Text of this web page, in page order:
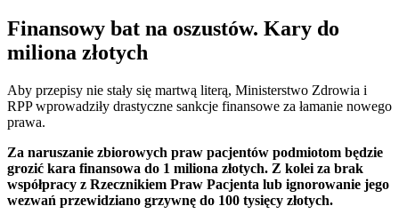
Finansowy bat na oszustów. Kary do
miliona złotych
Aby przepisy nie stały się martwą literą, Ministerstwo Zdrowia i
RPP wprowadziły drastyczne sankcje finansowe za łamanie nowego
prawa.
Za naruszanie zbiorowych praw pacjentów podmiotom będzie
grozić kara finansowa do 1 miliona złotych. Z kolei za brak
współpracy z Rzecznikiem Praw Pacjenta lub ignorowanie jego
wezwań przewidziano grzywnę do 100 tysięcy złotych.